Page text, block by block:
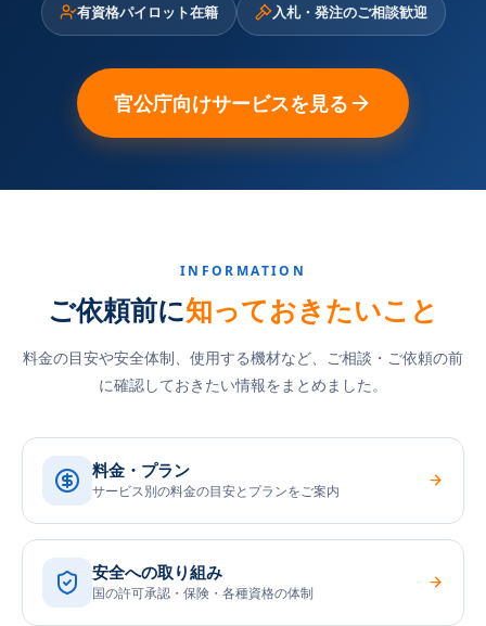
有資格パイロット在籍 入札・発注のご相談歓迎
官公庁向けサービスを見る
INFORMATION
ご依頼前に知っておきたいこと
料金の目安や安全体制、使用する機材など、ご相談・ご依頼の前
に確認しておきたい情報をまとめました。
料金・プラン
サービス別の料金の目安とプランをご案内
安全への取り組み
国の許可承認・保険・各種資格の体制